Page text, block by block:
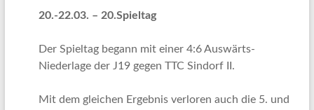
20.-22.03. – 20.Spieltag
Der Spieltag begann mit einer 4:6 Auswärts-
Niederlage der J19 gegen TTC Sindorf II.
Mit dem gleichen Ergebnis verloren auch die 5. und